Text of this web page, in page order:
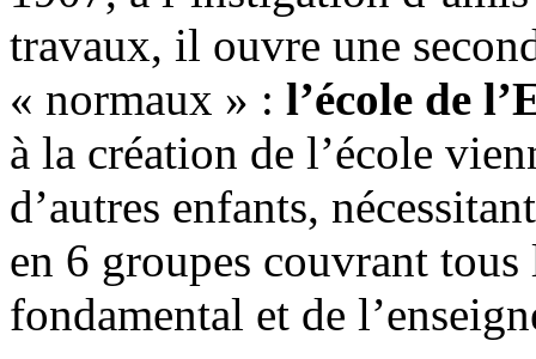
travaux, il ouvre une
« normaux » : l’école de
à la création de l’école
d’autres enfants,
en 6 groupes couvrant tous
fondamental et de